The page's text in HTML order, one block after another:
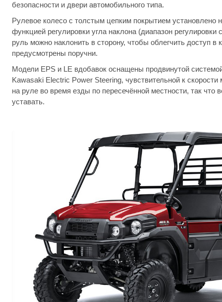
безопасности и двери автомобильного типа.
Рулевое колесо с толстым цепким покрытием установлено
функцией регулировки угла наклона (диапазон регулировки
руль можно наклонить в сторону, чтобы облегчить доступ в
предусмотрены поручни.
Модели EPS и LE вдобавок оснащены продвинутой
Kawasaki Electric Power Steering, чувствительной к
на руле во время езды по пересечённой местности, так что
уставать.